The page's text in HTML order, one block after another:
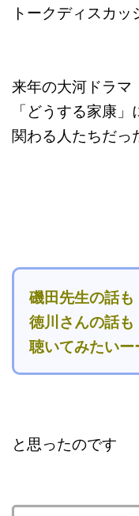
トークディスカ
来年の大河ドラマ
「どうする家康」
関わる人たちだっ
磯田先生の話も
徳川さんの話も
聴いてみたい
と思ったのです